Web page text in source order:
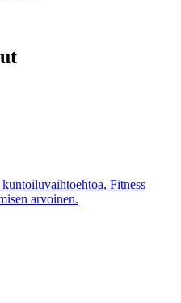
kuntoiluvaihtoehtoa, Fitness
arvoinen.